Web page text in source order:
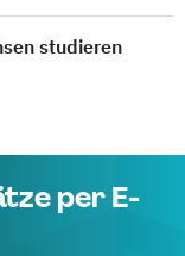
studieren
per E-